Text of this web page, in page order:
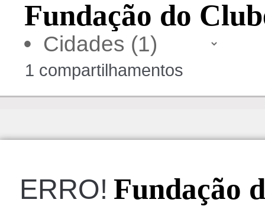
Fundação do
•
1 compartilhamentos
ERRO! Fundação